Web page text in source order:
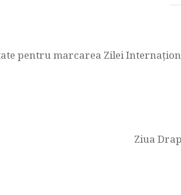
pentru marcarea Zilei
Ziua